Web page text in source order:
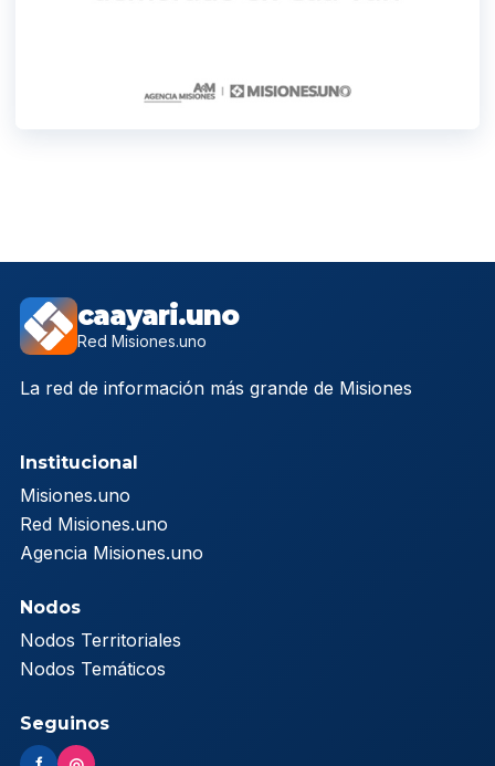
caayari.uno
Red Misiones.uno
La red de información más grande de Misiones
Institucional
Misiones.uno
Red Misiones.uno
Agencia Misiones.uno
Nodos
Nodos Territoriales
Nodos Temáticos
Seguinos